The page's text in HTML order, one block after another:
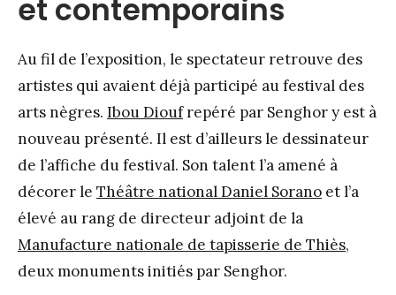
et contemporains
Au fil de l’exposition, le spectateur retrouve des
artistes qui avaient déjà participé au festival des
arts nègres. Ibou Dioufrepéré par Senghor y est à
nouveau présenté. Il est d’ailleurs le dessinateur
de l’affiche du festival. Son talent l’a amené à
décorer le Théâtre national Daniel Sorano et l’a
élevé au rang de directeur adjoint de la
Manufacture nationale de tapisserie de Thiès,
deux monuments initiés par Senghor.